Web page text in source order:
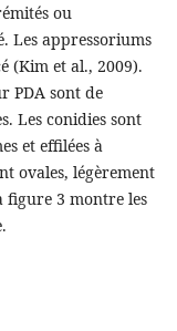
ou
Les appressoriums
(Kim et al., 2009).
PDA sont de
Les conidies sont
et effilées à
ovales, légèrement
figure 3 montre les